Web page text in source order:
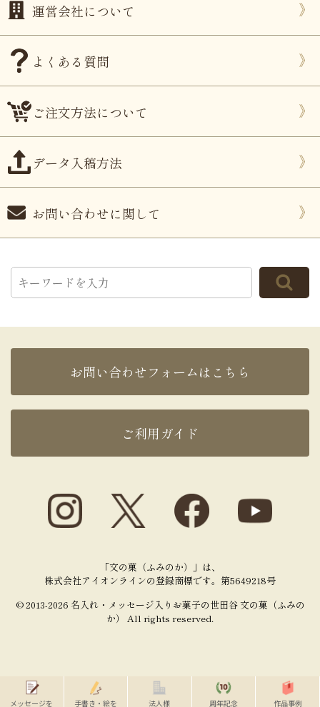
運営会社について
よくある質問
ご注文方法について
データ入稿方法
お問い合わせに関して
お問い合わせフォームはこちら
ご利用ガイド
「文の菓（ふみのか）」は、
株式会社アイオンラインの登録商標です。第5649218号
© 2013-2026 名入れ・メッセージ入りお菓子の世田谷 文の菓（ふみの
か） All rights reserved.
メッセージを 手書き・絵を 法人様 周年記念 作品事例